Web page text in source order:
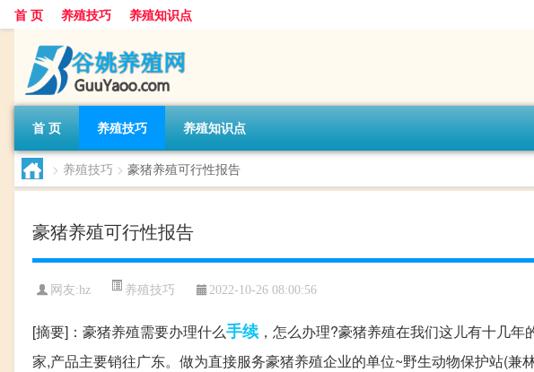
首 页 养殖技巧 养殖知识点
首 页 养殖技巧 养殖知识点
> 养殖技巧 > 豪猪养殖可行性报告
豪猪养殖可行性报告
网友:hz 养殖技巧 2022-10-26 08:00:56
[摘要]：豪猪养殖需要办理什么手续，怎么办理?豪猪养殖在我们这儿有十几
家,产品主要销往广东。做为直接服务豪猪养殖企业的单位~野生动物保护站(兼